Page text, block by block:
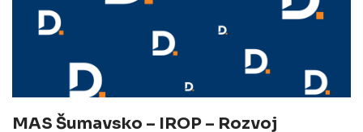
MAS Šumavsko – IROP – Rozvoj